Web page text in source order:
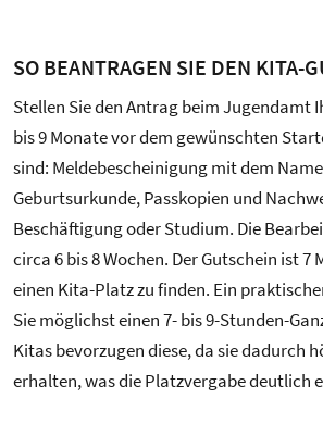
SO BEANTRAGEN SIE DEN KITA-
Stellen Sie den Antrag beim Jugendamt
bis 9 Monate vor dem gewünschten
sind: Meldebescheinigung mit dem
Geburtsurkunde, Passkopien und
Beschäftigung oder Studium. Die
circa 6 bis 8 Wochen. Der Gutschein ist 7
einen Kita-Platz zu finden. Ein
Sie möglichst einen 7- bis 9-Stunden-
Kitas bevorzugen diese, da sie dadurch
erhalten, was die Platzvergabe deutlich